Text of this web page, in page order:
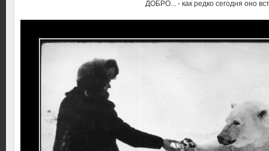
ДОБРО... - как редко сегодня оно